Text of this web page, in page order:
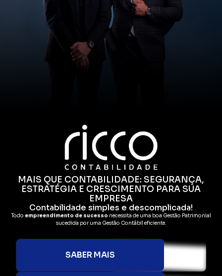
MAIS QUE CONTABILIDADE: SEGURANÇA,
ESTRATÉGIA E CRESCIMENTO PARA SUA
EMPRESA
Contabilidade simples e descomplicada!
Todo empreendimento de sucesso necessita de uma boa Gestão Patrimonial
sucedida por uma Gestão Contábil eficiente.
SABER MAIS